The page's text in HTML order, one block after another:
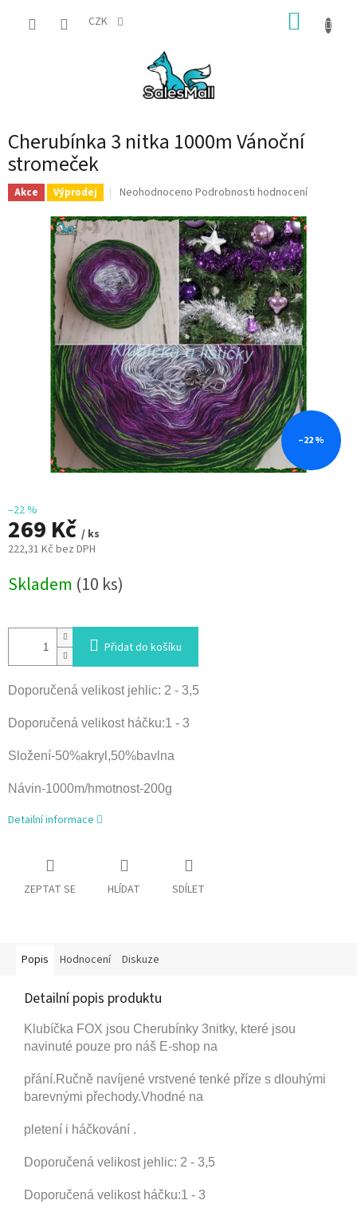
CZK
Cherubínka 3 nitka 1000m Vánoční
stromeček
Akce Výprodej
Průměrné
produktu
je
0,0
z
5
hvězdiček.
Neohodnoceno Podrobnosti hodnocení
–22 %
–22 %
269 Kč / ks
222,31 Kč bez DPH
cena:
Skladem (10 ks)
Přidat do košíku
Doporučená velikost jehlic: 2 - 3,5
Doporučená velikost háčku:1 - 3
Složení-50%akryl,50%bavlna
Návin-1000m/hmotnost-200g
Detailní informace
ZEPTAT SE HLÍDAT SDÍLET
Popis Hodnocení Diskuze
Detailní popis produktu
Klubíčka FOX jsou Cherubínky 3nitky, které jsou
navinuté pouze pro náš E-shop na
přání. Ručně navíjené vrstvené tenké příze s dlouhými
barevnými přechody.Vhodné na
pletení i háčkování .
Doporučená velikost jehlic: 2 - 3,5
Doporučená velikost háčku:1 - 3